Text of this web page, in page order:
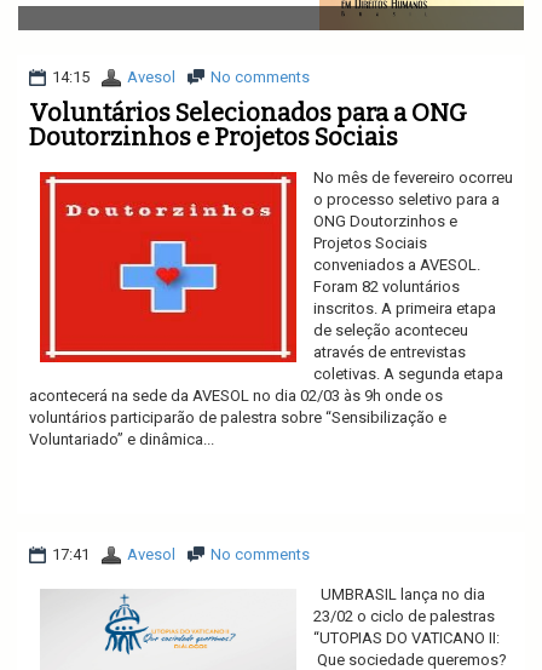
v
i
a
i
o
14:15 Avesol No comments
Voluntários Selecionados para a ONG
Doutorzinhos e Projetos Sociais
No mês de fevereiro ocorreu
o processo seletivo para a
ONG Doutorzinhos e
Projetos Sociais
conveniados a AVESOL.
Foram 82 voluntários
inscritos. A primeira etapa
de seleção aconteceu
através de entrevistas
coletivas. A segunda etapa
acontecerá na sede da AVESOL no dia 02/03 às 9h onde os
voluntários participarão de palestra sobre “Sensibilização e
Voluntariado” e dinâmica...
17:41 Avesol No comments
UMBRASIL lança no dia
23/02 o ciclo de palestras
“UTOPIAS DO VATICANO II:
Que sociedade queremos?